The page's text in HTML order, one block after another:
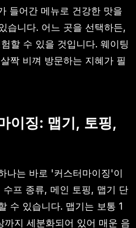
들어간 메뉴로 건강한 맛을
습니다. 어느 곳을 선택하든,
할 수 있을 것입니다. 웨이팅
짝 비껴 방문하는 지혜가 필
이징: 맵기, 토핑,
나는 바로 '커스터마이징'이
프 종류, 메인 토핑, 맵기 단
수 있습니다. 맵기는 보통 1
지 세분화되어 있어 매운 음